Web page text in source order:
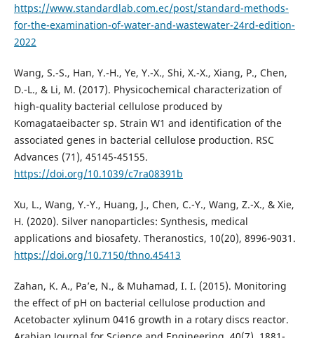
https://www.standardlab.com.ec/post/standard-methods-
for-the-examination-of-water-and-wastewater-24rd-edition-
2022
Wang, S.-S., Han, Y.-H., Ye, Y.-X., Shi, X.-X., Xiang, P., Chen,
D.-L., & Li, M. (2017). Physicochemical characterization of
high-quality bacterial cellulose produced by
Komagataeibacter sp. Strain W1 and identification of the
associated genes in bacterial cellulose production. RSC
Advances (71), 45145-45155.
https://doi.org/10.1039/c7ra08391b
Xu, L., Wang, Y.-Y., Huang, J., Chen, C.-Y., Wang, Z.-X., & Xie,
H. (2020). Silver nanoparticles: Synthesis, medical
applications and biosafety. Theranostics, 10(20), 8996-9031.
https://doi.org/10.7150/thno.45413
Zahan, K. A., Pa’e, N., & Muhamad, I. I. (2015). Monitoring
the effect of pH on bacterial cellulose production and
Acetobacter xylinum 0416 growth in a rotary discs reactor.